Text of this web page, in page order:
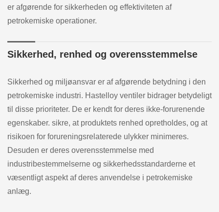
er afgørende for sikkerheden og effektiviteten af
petrokemiske operationer.
Sikkerhed, renhed og overensstemmelse
Sikkerhed og miljøansvar er af afgørende betydning i den
petrokemiske industri. Hastelloy ventiler bidrager betydeligt
til disse prioriteter. De er kendt for deres ikke-forurenende
egenskaber. sikre, at produktets renhed opretholdes, og at
risikoen for forureningsrelaterede ulykker minimeres.
Desuden er deres overensstemmelse med
industribestemmelserne og sikkerhedsstandarderne et
væsentligt aspekt af deres anvendelse i petrokemiske
anlæg.